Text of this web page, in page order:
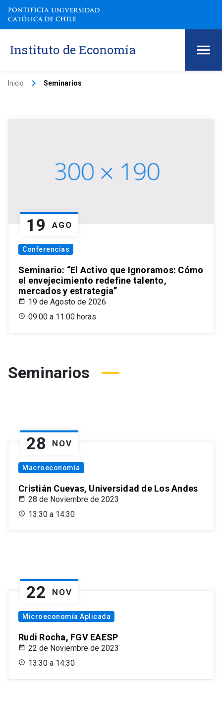
Instituto de Economía
Inicio keyboard_arrow_right Seminarios
19 AGO
Conferencias
Seminario: “El Activo que Ignoramos: Cómo
el envejecimiento redefine talento,
mercados y estrategia”
19 de Agosto de 2026
09:00 a 11:00 horas
Seminarios
28 NOV
Macroeconomía
Cristián Cuevas, Universidad de Los Andes
28 de Noviembre de 2023
13:30 a 14:30
22 NOV
Microeconomía Aplicada
Rudi Rocha, FGV EAESP
22 de Noviembre de 2023
13:30 a 14:30